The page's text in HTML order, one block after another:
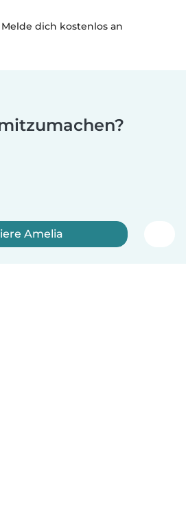
Melde dich kostenlos an
Amelia